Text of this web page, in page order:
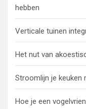
hebben
Verticale tuinen
Het nut van
Stroomlijn je keuken
Hoe je een